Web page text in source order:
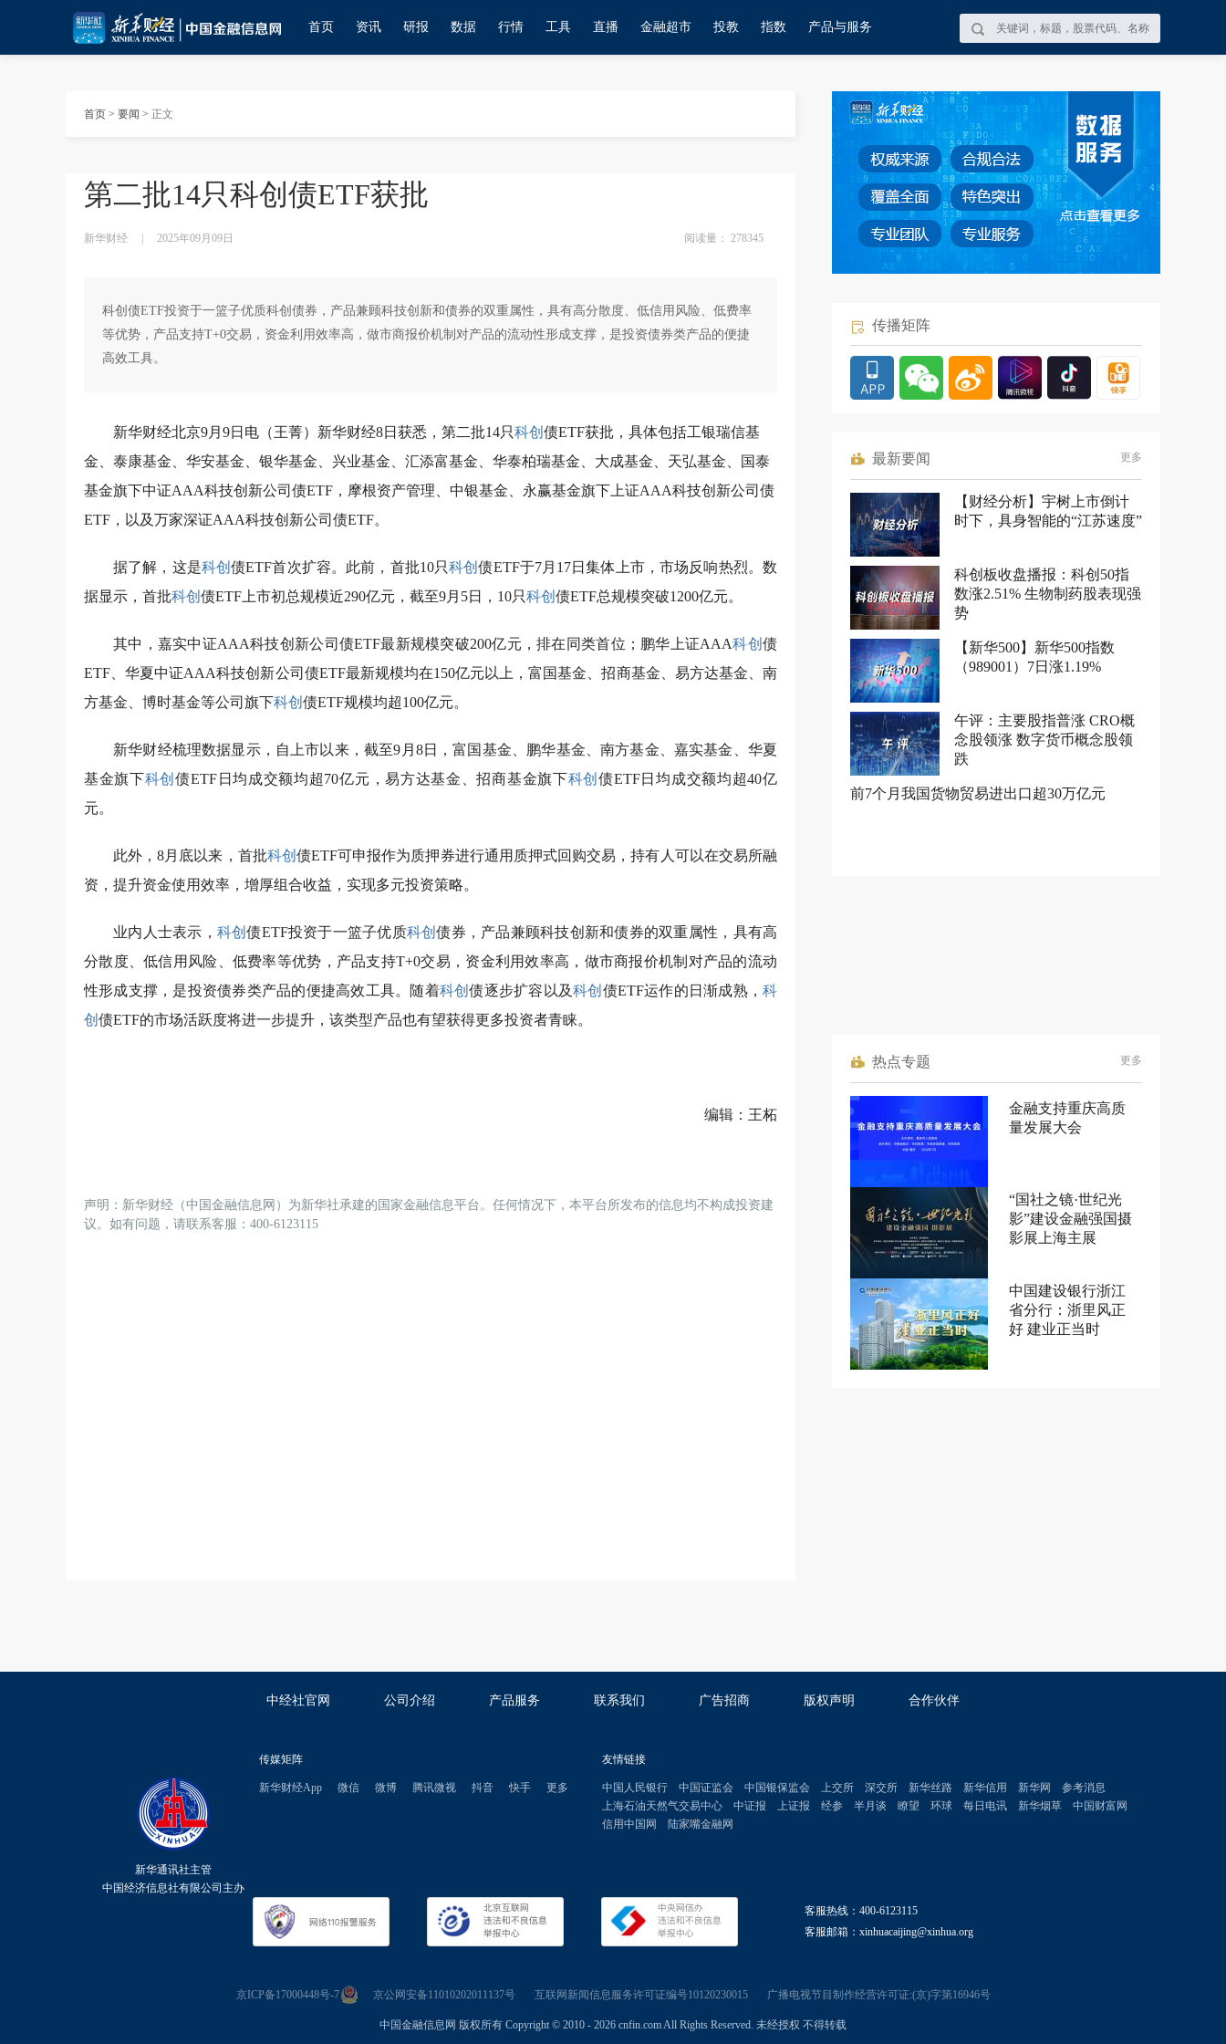
首页 资讯 研报 数据 行情 工具 直播 金融超市 投教 指数 产品与服务
首页 > 要闻 > 正文
第二批14只科创债ETF获批
新华财经 2025年09月09日 阅读量： 278345
科创债ETF投资于一篮子优质科创债券，产品兼顾科技创新和债券的双重属性，具有高分散度、低信用风险、低费率
等优势，产品支持T+0交易，资金利用效率高，做市商报价机制对产品的流动性形成支撑，是投资债券类产品的便捷
高效工具。
新华财经北京9月9日电（王菁）新华财经8日获悉，第二批14只科创 债ETF获批，具体包括工银瑞信基
金、泰康基金、华安基金、银华基金、兴业基金、汇添富基金、华泰柏瑞基金、大成基金、天弘基金、国泰
基金旗下中证AAA科技创新公司债ETF，摩根资产管理、中银基金、永赢基金旗下上证AAA科技创新公司债
ETF，以及万家深证AAA科技创新公司债ETF。
据了解，这是科创债ETF首次扩容。此前，首批10只科创债ETF于7月17日集体上市，市场反响热烈。数
据显示，首批科创 债ETF上市初总规模近290亿元，截至9月5日，10只科创 债ETF总规模突破1200亿元。
其中，嘉实中证AAA科技创新公司债ETF最新规模突破200亿元，排在同类首位；鹏华上证AAA科创债
ETF、华夏中证AAA科技创新公司债ETF最新规模均在150亿元以上，富国基金、招商基金、易方达基金、南
方基金、博时基金等公司旗下科创 债ETF规模均超100亿元。
新华财经梳理数据显示，自上市以来，截至9月8日，富国基金、鹏华基金、南方基金、嘉实基金、华夏
基金旗下科创债ETF日均成交额均超70亿元，易方达基金、招商基金旗下科创债ETF日均成交额均超40亿
元。
此外，8月底以来，首批科创 债ETF可申报作为质押券进行通用质押式回购交易，持有人可以在交易所融
资，提升资金使用效率，增厚组合收益，实现多元投资策略。
业内人士表示， 科创债ETF投资于一篮子优质科创债券，产品兼顾科技创新和债券的双重属性，具有高
分散度、低信用风险、低费率等优势，产品支持T+0交易，资金利用效率高，做市商报价机制对产品的流动
性形成支撑，是投资债券类产品的便捷高效工具。随着科创债逐步扩容以及科创 债ETF运作的日渐成熟，科
创 债ETF的市场活跃度将进一步提升，该类型产品也有望获得更多投资者青睐。
编辑：王柘
声明：新华财经（中国金融信息网）为新华社承建的国家金融信息平台。任何情况下，本平台所发布的信息均不构成投资建
议。如有问题，请联系客服：400-6123115
传播矩阵
最新要闻 更多
【财经分析】宇树上市倒计
时下，具身智能的“江苏速度”
科创板收盘播报：科创50指
数涨2.51% 生物制药股表现强
势
【新华500】新华500指数
（989001）7日涨1.19%
午评：主要股指普涨 CRO概
念股领涨 数字货币概念股领
跌
前7个月我国货物贸易进出口超30万亿元
热点专题 更多
金融支持重庆高质
量发展大会
“国社之镜·世纪光
影”建设金融强国摄
影展上海主展
中国建设银行浙江
省分行：浙里风正
好 建业正当时
中经社官网 公司介绍 产品服务 联系我们 广告招商 版权声明 合作伙伴
新华通讯社主管
中国经济信息社有限公司主办
传媒矩阵
新华财经App 微信 微博 腾讯微视 抖音 快手 更多
友情链接
中国人民银行 中国证监会 中国银保监会 上交所 深交所 新华丝路 新华信用 新华网
参考消息
上海石油天然气交易中心
中证报 上证报 经参 半月谈 瞭望 环球 每日电讯 新华烟草
中国财富网
信用中国网
陆家嘴金融网
客服热线：400-6123115
客服邮箱：xinhuacaijing@xinhua.org
京ICP备17000448号-7 京公网安备11010202011137号 互联网新闻信息服务许可证编号10120230015 广播电视节目制作经营许可证:(京)字第16946号
中国金融信息网 版权所有 Copyright © 2010 - 2026 cnfin.com All Rights Reserved. 未经授权 不得转载